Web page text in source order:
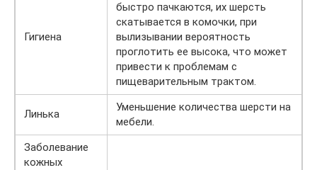
Гигиена
быстро пачкаются, их шерсть
скатывается в комочки, при
вылизывании вероятность
проглотить ее высока, что может
привести к проблемам с
пищеварительным трактом.
Линька
Уменьшение количества шерсти на
мебели.
Заболевание
кожных